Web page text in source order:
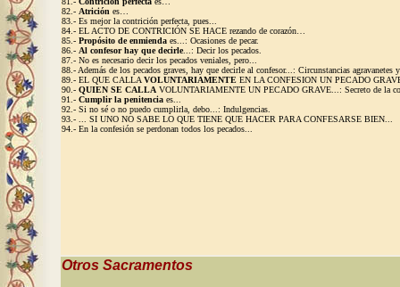
82.- Atrición es…
83.- Es mejor la contrición perfecta, pues...
84.- EL ACTO DE CONTRICIÓN SE HACE rezando de corazón…
85.- Propósito de enmienda es...: Ocasiones de pecar.
86.- Al confesor hay que decirle...: Decir los pecados.
87.- No es necesario decir los pecados veniales, pero...
88.- Además de los pecados graves, hay que decirle al confesor...: Circunstancias agravanetes
89.- EL QUE CALLA VOLUNTARIAMENTE EN LA CONFESION UN PECADO
90.- QUIEN SE CALLA VOLUNTARIAMENTE UN PECADO GRAVE...: Secreto de la
91.- Cumplir la penitencia es...
92.- Si no sé o no puedo cumplirla, debo...: Indulgencias.
93.- ... SI UNO NO SABE LO QUE TIENE QUE HACER PARA CONFESARSE BIEN...
94.- En la confesión se perdonan todos los pecados...
Otros Sacramentos